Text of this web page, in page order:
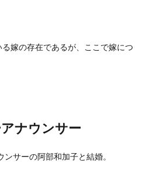
嫁の存在であるが、ここで嫁につ
ナウンサー
サーの阿部和加子と結婚。